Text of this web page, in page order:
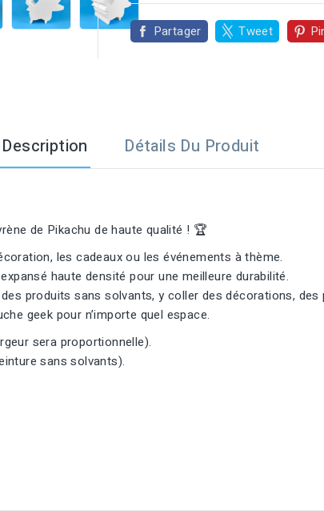
Partager Tweet
Description Détails Du Produit
de Pikachu de haute qualité ! 🏆
les cadeaux ou les événements à thème.
haute densité pour une meilleure durabilité.
produits sans solvants, y coller des décorations,
geek pour n’importe quel espace.
sera proportionnelle).
sans solvants).